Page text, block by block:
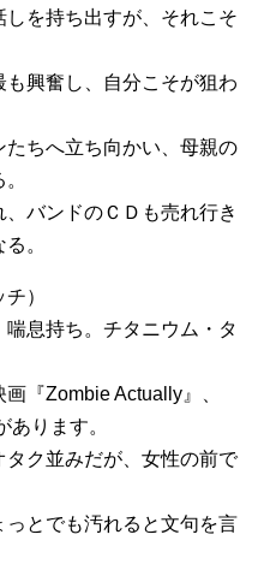
を持ち出すが、それこそ
興奮し、自分こそが狙わ
ちへ立ち向かい、母親の
バンドのＣＤも売れ行き
。
）
息持ち。チタニウム・タ
『Zombie Actually』、
あります。
ク並みだが、女性の前で
とでも汚れると文句を言